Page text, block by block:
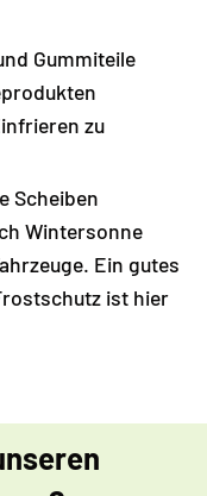
Gummiteile
zu
Scheiben
Wintersonne
Ein gutes
ist hier